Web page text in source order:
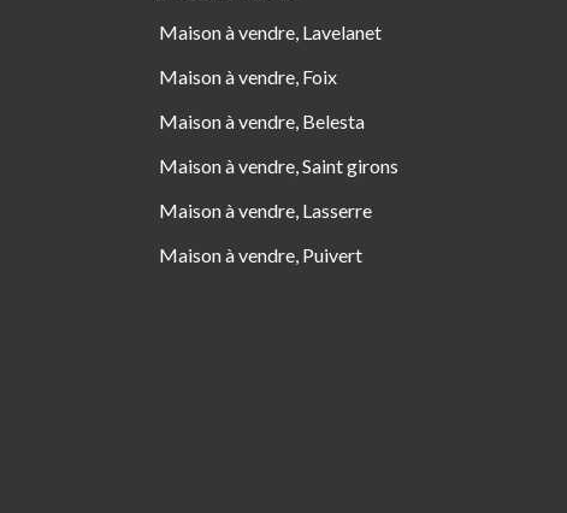
Maison à vendre, Lavelanet
Maison à vendre, Foix
Maison à vendre, Belesta
Maison à vendre, Saint girons
Maison à vendre, Lasserre
Maison à vendre, Puivert